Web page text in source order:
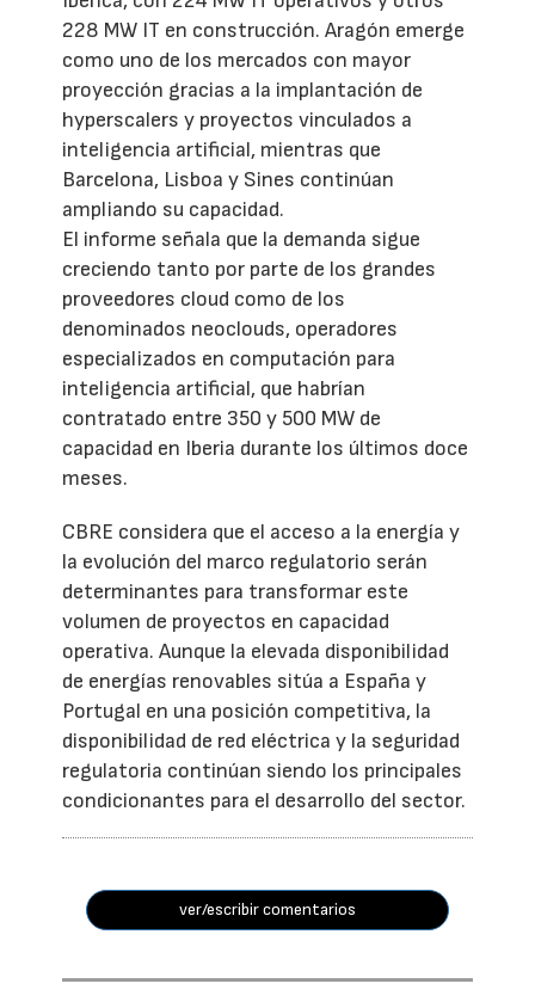
228 MW IT en construcción. Aragón emerge
como uno de los mercados con mayor
proyección gracias a la implantación de
hyperscalers y proyectos vinculados a
inteligencia artificial, mientras que
Barcelona, Lisboa y Sines continúan
ampliando su capacidad.
El informe señala que la demanda sigue
creciendo tanto por parte de los grandes
proveedores cloud como de los
denominados neoclouds, operadores
especializados en computación para
inteligencia artificial, que habrían
contratado entre 350 y 500 MW de
capacidad en Iberia durante los últimos doce
meses.
CBRE considera que el acceso a la energía y
la evolución del marco regulatorio serán
determinantes para transformar este
volumen de proyectos en capacidad
operativa. Aunque la elevada disponibilidad
de energías renovables sitúa a España y
Portugal en una posición competitiva, la
disponibilidad de red eléctrica y la seguridad
regulatoria continúan siendo los principales
condicionantes para el desarrollo del sector.
ver/escribir comentarios